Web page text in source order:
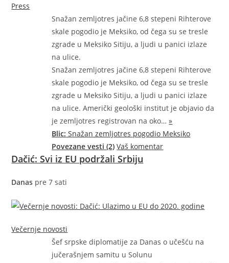
Press
Snažan zemljotres jačine 6,8 stepeni Rihterove
skale pogodio je Meksiko, od čega su se tresle
zgrade u Meksiko Sitiju, a ljudi u panici izlaze
na ulice.
Snažan zemljotres jačine 6,8 stepeni Rihterove
skale pogodio je Meksiko, od čega su se tresle
zgrade u Meksiko Sitiju, a ljudi u panici izlaze
na ulice. Američki geološki institut je objavio da
je zemljotres registrovan naoko…»
Blic: Snažan zemljotres pogodio Meksiko
Povezane vesti (2) Vaš komentar
Dačić: Svi iz EU podržali Srbiju
Danas pre 7 sati
Večernje novosti
Šef srpske diplomatije za Danas o učešću na
jučerašnjem samitu u Solunu